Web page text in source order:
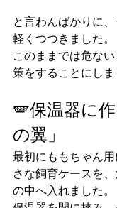
と言わんばかりに
軽くつつきました。
このままでは危な
策をすることにしま
🪽保温器に
の翼」
最初にももちゃん
さな飼育ケースを
の中へ入れました。